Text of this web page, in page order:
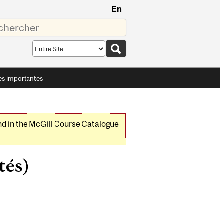
En
Search
scope
importantes
in the McGill Course Catalogue